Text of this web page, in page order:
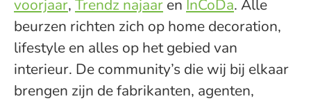
voorjaar, Trendz najaar en InCoDa. Alle
beurzen richten zich op home decoration,
lifestyle en alles op het gebied van
interieur. De community’s die wij bij elkaar
brengen zijn de fabrikanten, agenten,